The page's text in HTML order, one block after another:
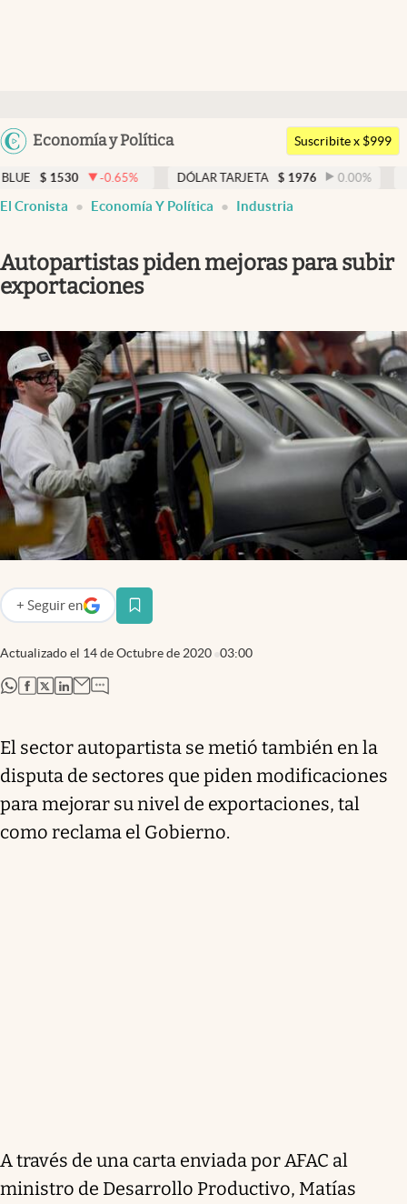
Argentina
Uruguay
Economía y Política
Members
Economía y Política
Finanzas y Mercados
Negocios
Otras secciones
Apertura
Infotechnology
Clase
Clima
Mundial 2026
Eventos Corporativos
El Cronista Studio
Mediakit
abre en nueva pestaña
Argentina
Suscribite x $999
% DÓLAR TARJETA $ 1976 0.00% DÓLAR MEP
El Cronista Economía Y Política Industria
Autopartistas piden mejoras para subir
exportaciones
Actualizado el 14 de Octubre de 2020 03:00
+ Seguir en
abre en nueva pestaña
abre en nueva pestaña
abre en nueva pestaña
abre en nueva pestaña
abre en nueva pestaña
El sector autopartista se metió también en la
disputa de sectores que piden modificaciones
para mejorar su nivel de exportaciones, tal
como reclama el Gobierno.
A través de una carta enviada por AFAC al
ministro de Desarrollo Productivo, Matías